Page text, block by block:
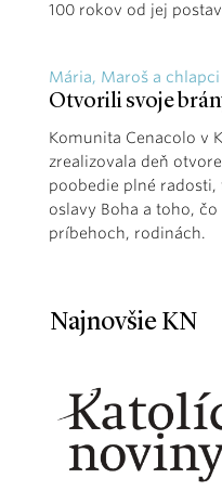
100 rokov od jej
Mária, Maroš a
Otvorili svoje
Komunita Cenacolo v
zrealizovala deň
poobedie plné radosti,
oslavy Boha a toho,
príbehoch, rodinách.
Najnovšie KN